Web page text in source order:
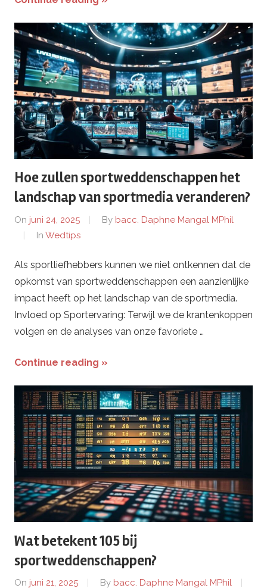
Hoe zullen sportweddenschappen het
landschap van sportmedia veranderen?
On juni 24, 2025 By bacc. Daphne Mangal MPhil
In Wedtips
Als sportliefhebbers kunnen we niet ontkennen dat de
opkomst van sportweddenschappen een aanzienlijke
impact heeft op het landschap van de sportmedia.
Invloed op Sportervaring: Terwijl we de krantenkoppen
volgen en de analyses van onze favoriete …
Continue reading »
Wat betekent 105 bij
sportweddenschappen?
On juni 21, 2025 By bacc. Daphne Mangal MPhil